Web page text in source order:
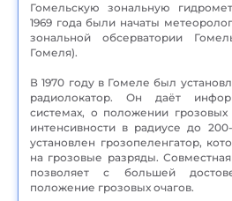
Гомельскую зональную
1969 года были начаты
зональной обсерватории
Гомеля).
В 1970 году в Гомеле был
радиолокатор. Он даёт
системах, о положении
интенсивности в радиусе до
установлен грозопеленгатор,
на грозовые разряды. Совместная
позволяет с большей
положение грозовых очагов.